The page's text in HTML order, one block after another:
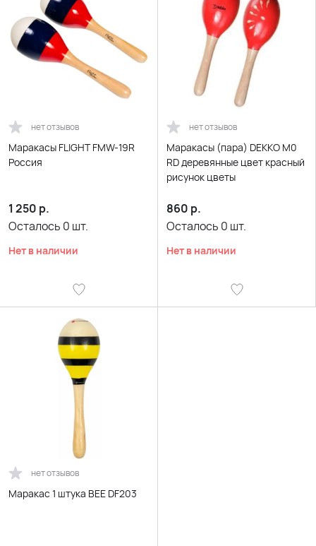
нет отзывов
Маракасы FLIGHT FMW-19R
Россия
1 250 р.
Осталось 0 шт.
Нет в наличии
нет отзывов
Маракасы (пара) DEKKO M0
RD деревянные цвет красный
рисунок цветы
860 р.
Осталось 0 шт.
Нет в наличии
нет отзывов
Маракас 1 штука BEE DF203